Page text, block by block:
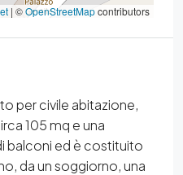
| ©OpenStreetMapcontributors
per civile abitazione,
105 mq e una
balconi ed è costituito
da un soggiorno, una